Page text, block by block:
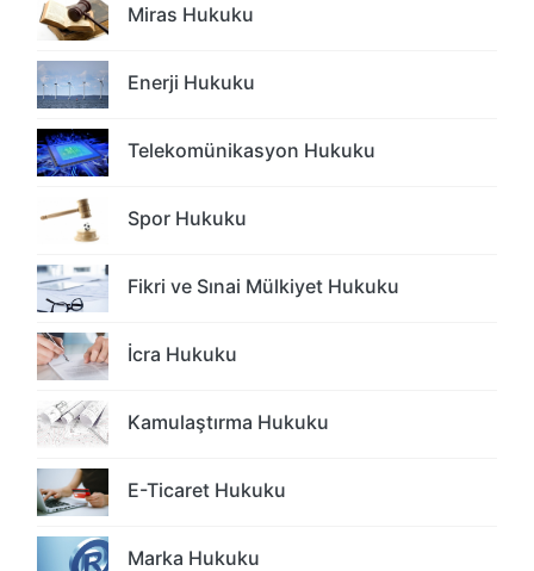
Miras Hukuku
Enerji Hukuku
Telekomünikasyon Hukuku
Spor Hukuku
Fikri ve Sınai Mülkiyet Hukuku
İcra Hukuku
Kamulaştırma Hukuku
E-Ticaret Hukuku
Marka Hukuku